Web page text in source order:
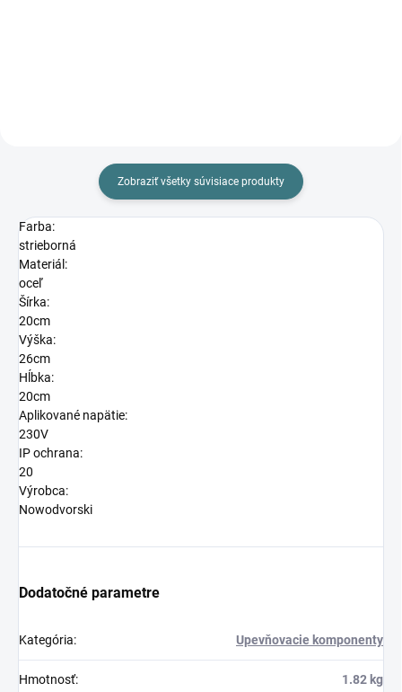
Zobraziť všetky súvisiace produkty
Farba:
strieborná
Materiál:
oceľ
Šírka:
20cm
Výška:
26cm
Hĺbka:
20cm
Aplikované napätie:
230V
IP ochrana:
20
Výrobca:
Nowodvorski
Dodatočné parametre
Kategória: Upevňovacie komponenty
Hmotnosť: 1.82 kg